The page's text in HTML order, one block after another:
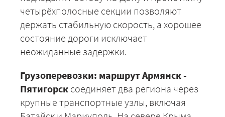
четырёхполосные секции позволяют
держать стабильную скорость, а хорошее
состояние дороги исключает
неожиданные задержки.
Грузоперевозки: маршрут Армянск -
Пятигорск соединяет два региона через
крупные транспортные узлы, включая